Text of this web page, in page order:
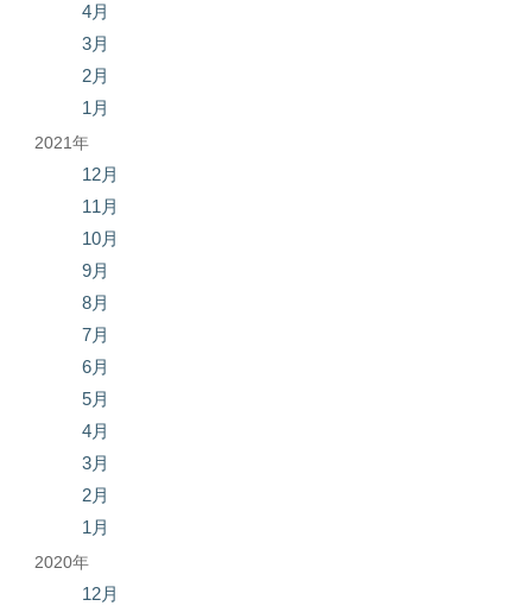
4月
3月
2月
1月
2021年
12月
11月
10月
9月
8月
7月
6月
5月
4月
3月
2月
1月
2020年
12月